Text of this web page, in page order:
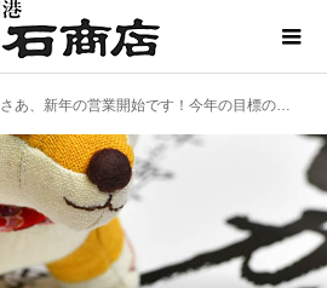
さあ、新年の営業開始です！今年の目標の一つはこのサイトの認知です笑。